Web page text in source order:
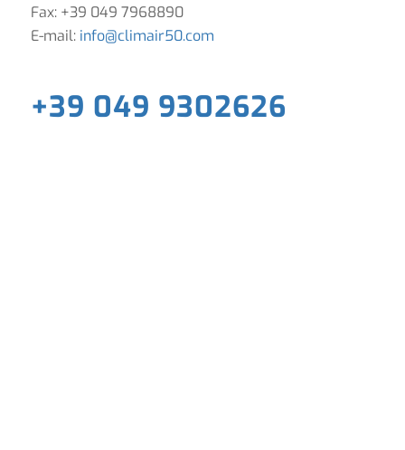
Fax: +39 049 7968890
E-mail: info@climair50.com
+39 049 9302626